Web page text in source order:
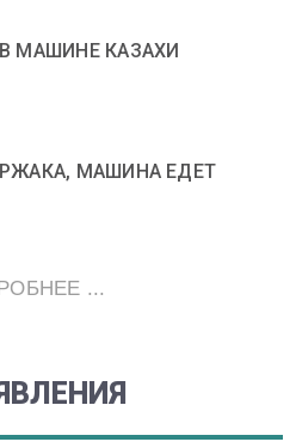
МАШИНЕ КАЗАХИ
МАШИНА ЕДЕТ
...